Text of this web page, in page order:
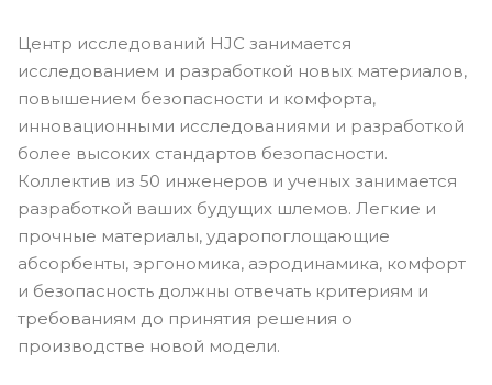
Центр исследований HJC занимается
исследованием и разработкой новых материалов,
повышением безопасности и комфорта,
инновационными исследованиями и разработкой
более высоких стандартов безопасности.
Коллектив из 50 инженеров и ученых занимается
разработкой ваших будущих шлемов. Легкие и
прочные материалы, ударопоглощающие
абсорбенты, эргономика, аэродинамика, комфорт
и безопасность должны отвечать критериям и
требованиям до принятия решения о
производстве новой модели.